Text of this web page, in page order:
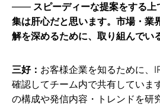
スピーディーな提案をする
集は肝心だと思います。市場・業
解を深めるために、取り組んでい
三好： お客様企業を知るために、
確認してチーム内で共有していま
の構成や発信内容・トレンドを研